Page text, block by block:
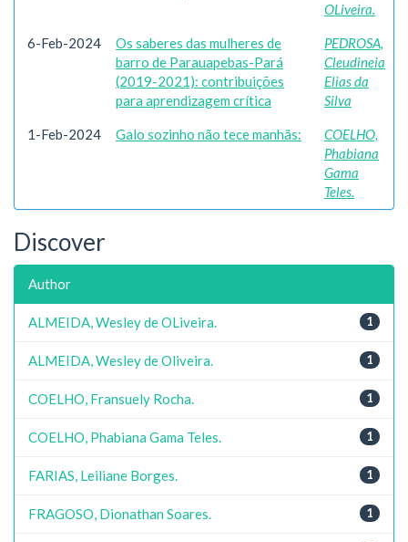
OLiveira.
6-Feb-2024
Os saberes das mulheres de
barro de Parauapebas-Pará
(2019-2021): contribuições
para aprendizagem crítica
PEDROSA,
Cleudineia
Elias da
Silva
1-Feb-2024 Galo sozinho não tece manhãs:
COELHO,
Phabiana
Gama
Teles.
Discover
Author
1
ALMEIDA, Wesley de OLiveira.
1
ALMEIDA, Wesley de Oliveira.
1
COELHO, Fransuely Rocha.
1
COELHO, Phabiana Gama Teles.
1
FARIAS, Leiliane Borges.
1
FRAGOSO, Dionathan Soares.